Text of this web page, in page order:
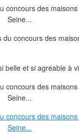
concours des
belle et si agréable à